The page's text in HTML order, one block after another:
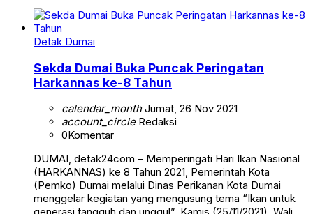
Detak Dumai
Sekda Dumai Buka Puncak Peringatan
Harkannas ke-8 Tahun
calendar_monthJumat, 26 Nov 2021
account_circleRedaksi
0Komentar
DUMAI, detak24com – Memperingati Hari Ikan Nasional
(HARKANNAS) ke 8 Tahun 2021, Pemerintah Kota
(Pemko) Dumai melalui Dinas Perikanan Kota Dumai
menggelar kegiatan yang mengusung tema “Ikan untuk